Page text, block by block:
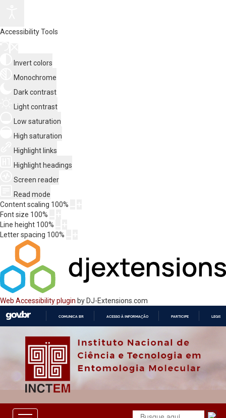
Accessibility Tools
Invert colors
Monochrome
Dark contrast
Light contrast
Low saturation
High saturation
Highlight links
Highlight headings
Screen reader
Read mode
Content scaling 100%
Font size 100%
Line height 100%
Letter spacing 100%
Web Accessibility plugin by DJ-Extensions.com
O
COMUNICA BR ACESSO À INFORMAÇÃO PARTICIPE